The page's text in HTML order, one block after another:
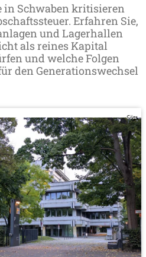
Schwaben kritisieren
Erfahren Sie,
und Lagerhallen
als reines Kapital
und welche Folgen
den Generationswechsel
Götz